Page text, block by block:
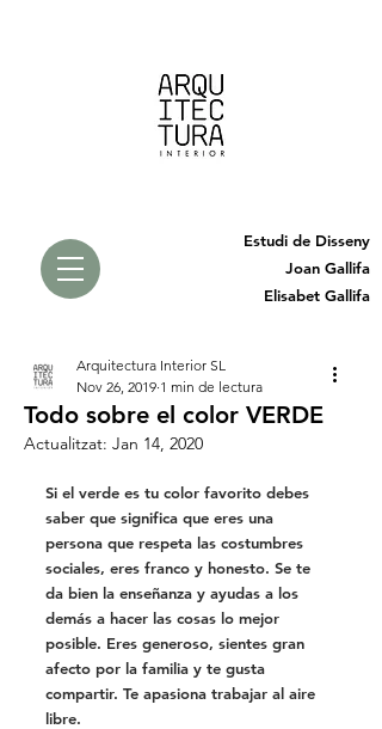
Estudi de Disseny
Joan Gallifa
Elisabet Gallifa
Todo sobre el color VERDE
Arquitectura Interior SL
Nov 26, 2019 1 min de lectura
Actualitzat: Jan 14, 2020
Si el verde es tu color favorito debes
saber que significa que eres una
persona que respeta las costumbres
sociales, eres franco y honesto. Se te
da bien la enseñanza y ayudas a los
demás a hacer las cosas lo mejor
posible. Eres generoso, sientes gran
afecto por la familia y te gusta
compartir. Te apasiona trabajar al aire
libre.